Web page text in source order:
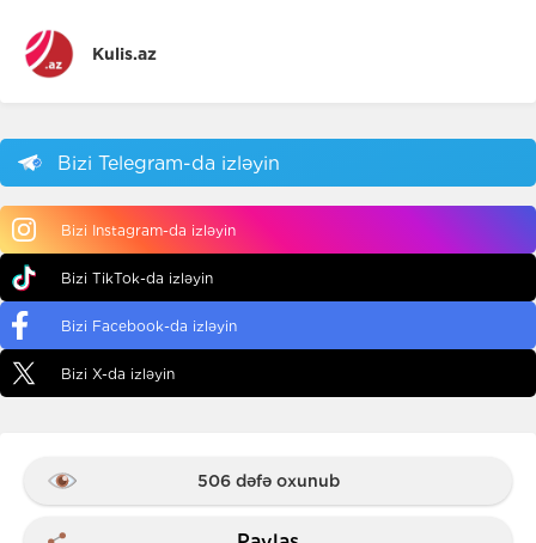
Kulis.az
Bizi Telegram-da izləyin
Bizi Instagram-da izləyin
Bizi TikTok-da izləyin
Bizi Facebook-da izləyin
Bizi X-da izləyin
506 dəfə oxunub